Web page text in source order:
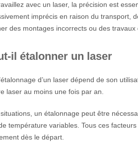
avec un laser, la précision est
imprécis en raison du transport,
des montages incorrects ou des travaux
il étalonner un laser
d’un laser dépend de son
laser au moins une fois par an.
un étalonnage peut être
température variables. Tous ces
dès le départ.